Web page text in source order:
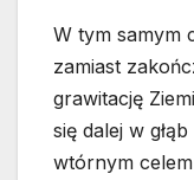
W tym samym
zamiast
grawitację
się dalej w
wtórnym